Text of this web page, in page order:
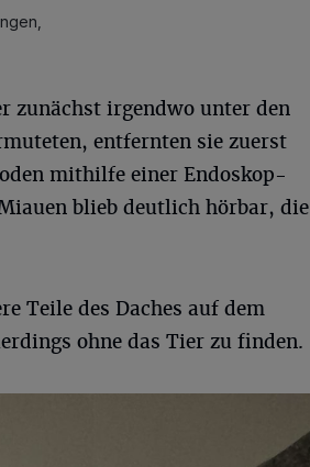
zunächst irgendwo unter den
entfernten sie zuerst
mithilfe einer Endoskop-
blieb deutlich hörbar, die
Teile des Daches auf dem
ohne das Tier zu finden.